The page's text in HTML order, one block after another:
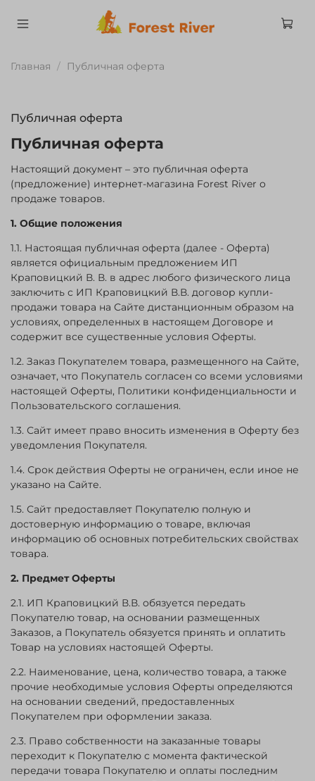
Главная Публичная оферта
Публичная оферта
Публичная оферта
Настоящий документ – это публичная оферта
(предложение) интернет-магазина Forest River о
продаже товаров.
1. Общие положения
1.1. Настоящая публичная оферта (далее - Оферта)
является официальным предложением ИП
Краповицкий В. В. в адрес любого физического лица
заключить с ИП Краповицкий В.В. договор купли-
продажи товара на Сайте дистанционным образом на
условиях, определенных в настоящем Договоре и
содержит все существенные условия Оферты.
1.2. Заказ Покупателем товара, размещенного на Сайте,
означает, что Покупатель согласен со всеми условиями
настоящей Оферты, Политики конфиденциальности и
Пользовательского соглашения.
1.3. Сайт имеет право вносить изменения в Оферту без
уведомления Покупателя.
1.4. Срок действия Оферты не ограничен, если иное не
указано на Сайте.
1.5. Сайт предоставляет Покупателю полную и
достоверную информацию о товаре, включая
информацию об основных потребительских свойствах
товара.
2. Предмет Оферты
2.1. ИП Краповицкий В.В. обязуется передать
Покупателю товар, на основании размещенных
Заказов, а Покупатель обязуется принять и оплатить
Товар на условиях настоящей Оферты.
2.2. Наименование, цена, количество товара, а также
прочие необходимые условия Оферты определяются
на основании сведений, предоставленных
Покупателем при оформлении заказа.
2.3. Право собственности на заказанные товары
переходит к Покупателю с момента фактической
передачи товара Покупателю и оплаты последним